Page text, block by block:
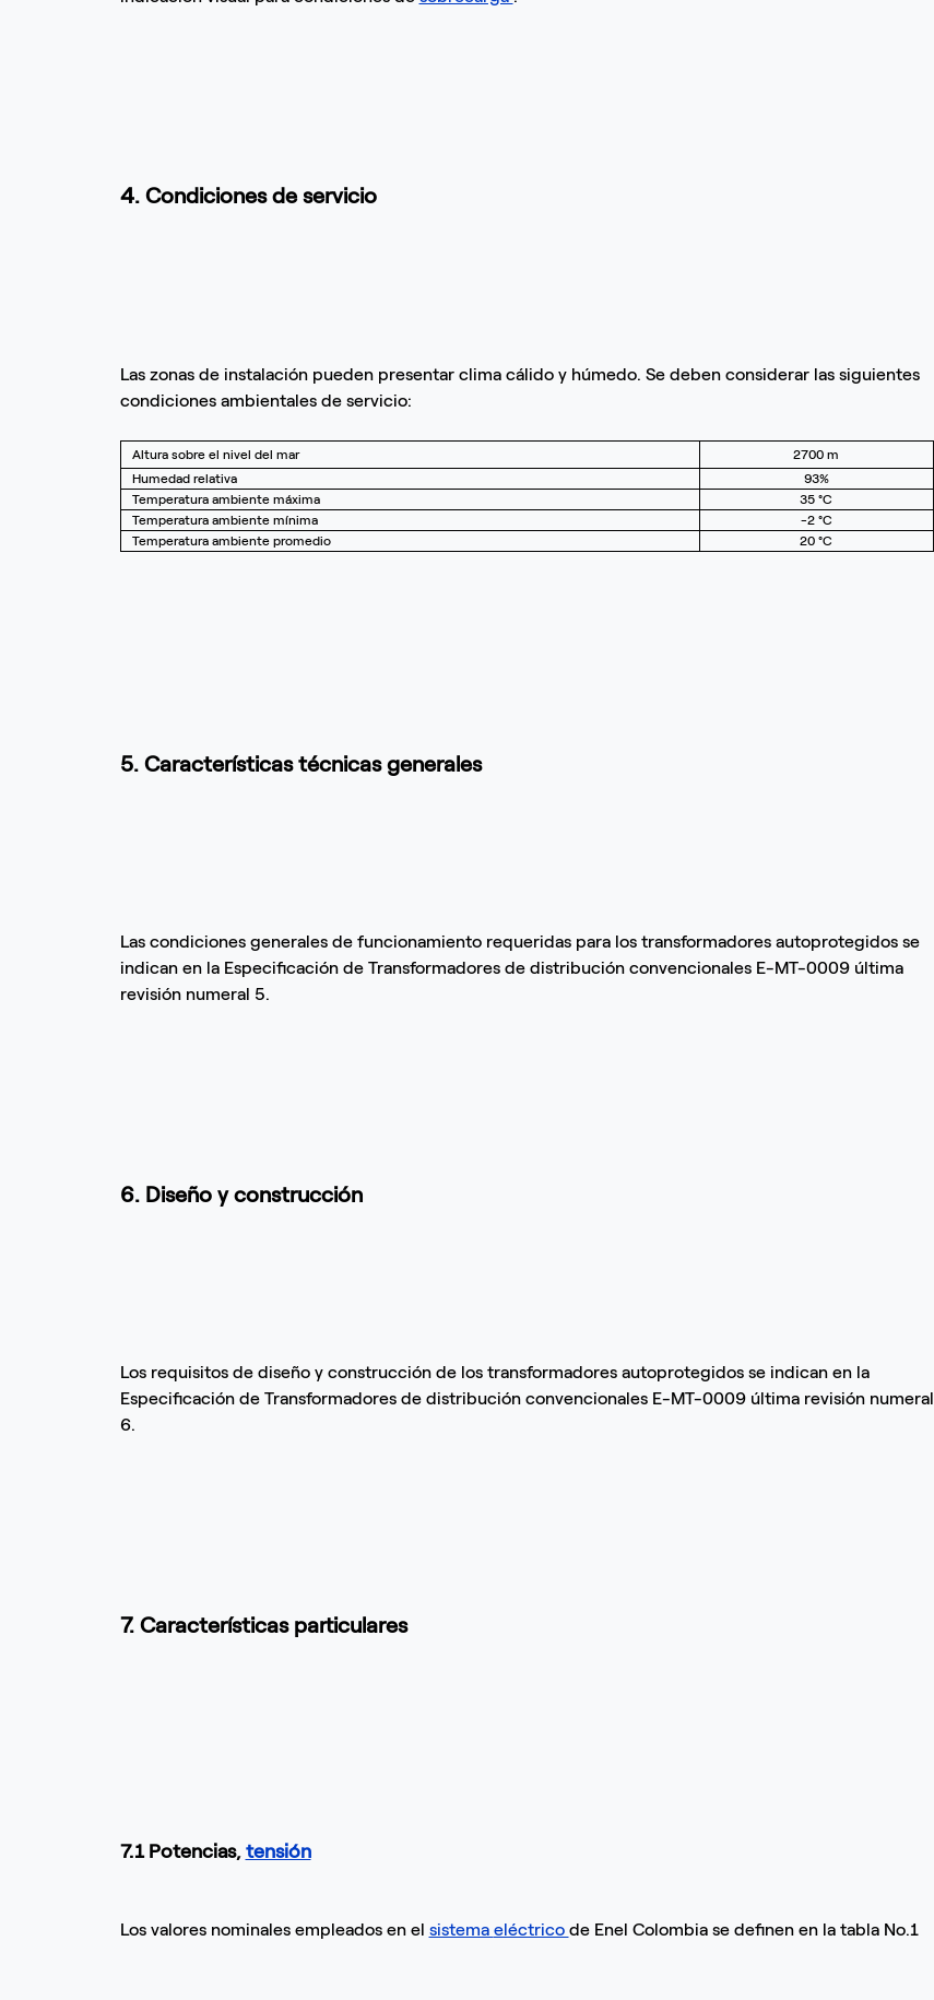
4. Condiciones de servicio
Las zonas de instalación pueden presentar clima cálido y húmedo. Se deben considerar las siguientes
condiciones ambientales de servicio:
Altura sobre el nivel del mar
2700 m
Humedad relativa
93%
Temperatura ambiente máxima
35 °C
Temperatura ambiente mínima
-2 °C
Temperatura ambiente promedio
20 °C
5. Características técnicas generales
Las condiciones generales de funcionamiento requeridas para los transformadores autoprotegidos se
indican en la Especificación de Transformadores de distribución convencionales E-MT-0009 última
revisión numeral 5.
6. Diseño y construcción
Los requisitos de diseño y construcción de los transformadores autoprotegidos se indican en la
Especificación de Transformadores de distribución convencionales E-MT-0009 última revisión numeral
6.
7. Características particulares
7.1 Potencias,tensión
Los valores nominales empleados en el sistema eléctrico de Enel Colombia se definen en la tabla No.1